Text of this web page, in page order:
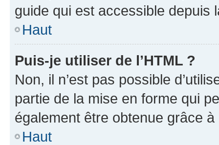
guide qui est accessible depuis
Haut
Puis-je utiliser de l’HTML ?
Non, il n’est pas possible
partie de la mise en forme qui
également être obtenue grâce à
Haut